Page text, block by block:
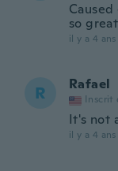
so
il y a 4 ans
R Rafael
Inscrit
It's not
il y a 4 ans